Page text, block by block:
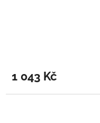
1 043 Kč